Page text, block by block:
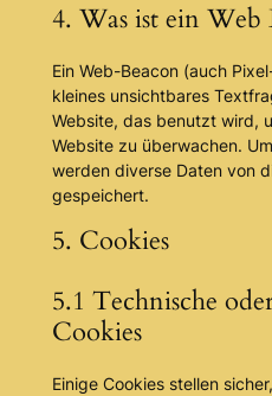
4. Was ist ein Web
Ein Web-Beacon (auch
kleines unsichtbares
Website, das benutzt wird,
Website zu überwachen.
werden diverse Daten von
gespeichert.
5. Cookies
5.1 Technische
Cookies
Einige Cookies stellen